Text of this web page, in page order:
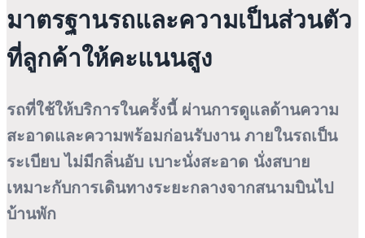
มาตรฐานรถและความเป็นส่วนตัว
ที่ลูกค้าให้คะแนนสูง
รถที่ใช้ให้บริการในครั้งนี้ ผ่านการดูแลด้านความ
สะอาดและความพร้อมก่อนรับงาน ภายในรถเป็น
ระเบียบ ไม่มีกลิ่นอับ เบาะนั่งสะอาด นั่งสบาย
เหมาะกับการเดินทางระยะกลางจากสนามบินไป
บ้านพัก